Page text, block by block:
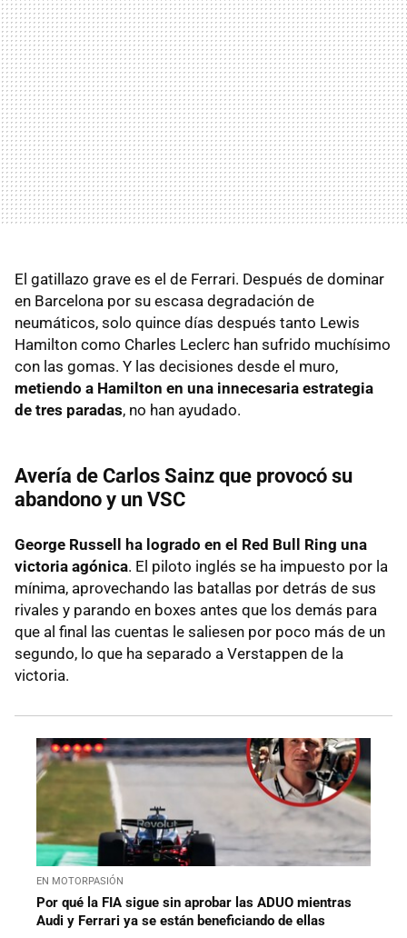
El gatillazo grave es el de Ferrari. Después de dominar
en Barcelona por su escasa degradación de
neumáticos, solo quince días después tanto Lewis
Hamilton como Charles Leclerc han sufrido muchísimo
con las gomas. Y las decisiones desde el muro,
metiendo a Hamilton en una innecesaria estrategia
de tres paradas, no han ayudado.
Avería de Carlos Sainz que provocó su
abandono y un VSC
George Russell ha logrado en el Red Bull Ring una
victoria agónica. El piloto inglés se ha impuesto por la
mínima, aprovechando las batallas por detrás de sus
rivales y parando en boxes antes que los demás para
que al final las cuentas le saliesen por poco más de un
segundo, lo que ha separado a Verstappen de la
victoria.
EN MOTORPASIÓN
Por qué la FIA sigue sin aprobar las ADUO mientras
Audi y Ferrari ya se están beneficiando de ellas